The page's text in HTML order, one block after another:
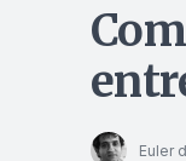
Euler